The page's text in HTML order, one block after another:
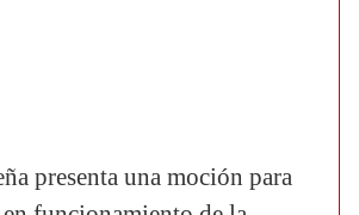
presenta una moción para